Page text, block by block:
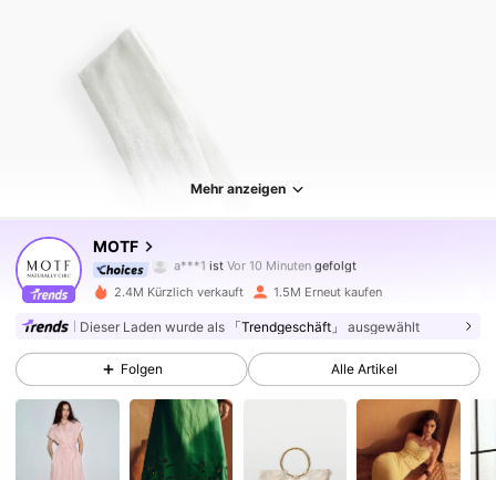
Mehr anzeigen
MOTF
j***2ist am Durchsuchen
4,85
4.5M Follower
4.5M Follower
4,85 4.5M Follower
2.4M Kürzlich verkauft 1.5M Erneut kaufen
Dieser Laden wurde als 「Trendgeschäft」 ausgewählt
Folgen Alle Artikel